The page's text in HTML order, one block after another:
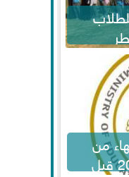
من
مناهج الترم الثاني 2024 قبل